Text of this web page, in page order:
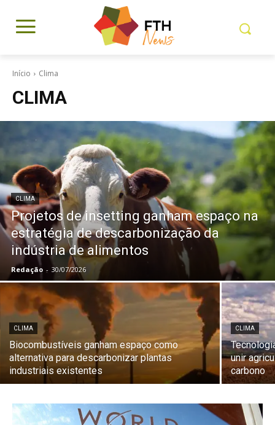
Início Clima
CLIMA
CLIMA
Projetos de insetting ganham espaço na
estratégia de descarbonização da
indústria de alimentos
Redação - 30/07/2026
CLIMA
Biocombustíveis ganham espaço como
alternativa para descarbonizar plantas
industriais existentes
CLIMA
unir
carbono